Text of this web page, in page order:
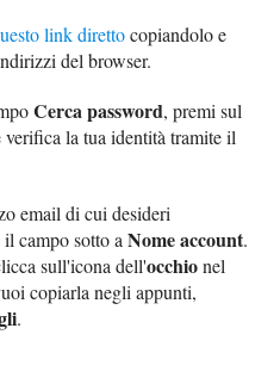
link direttocopiandolo e
del browser.
Cerca password, premi sul
la tua identità tramite il
email di cui desideri
il campo sotto aNome account.
sull'icona dell'occhionel
copiarla negli appunti,
.